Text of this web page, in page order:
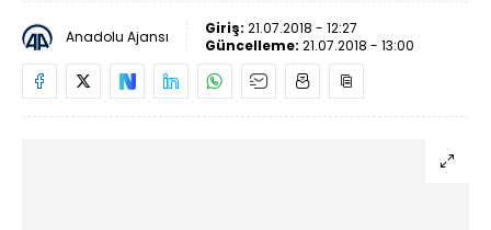
Anadolu Ajansı Giriş: 21.07.2018 - 12:27
Güncelleme: 21.07.2018 - 13:00